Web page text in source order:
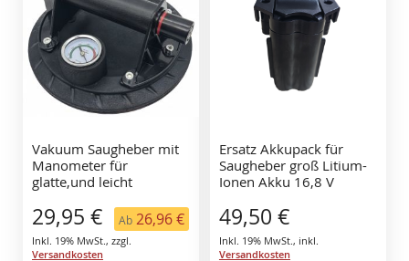
Vakuum Saugheber mit
Manometer für
glatte,und leicht
Oberflächen bis 110 kg
29,95 € Ab 26,96 €
Inkl. 19% MwSt. , zzgl.
Versandkosten
Ersatz Akkupack für
Saugheber groß Litium-
Ionen Akku 16,8 V
49,50 €
Inkl. 19% MwSt. , inkl.
Versandkosten